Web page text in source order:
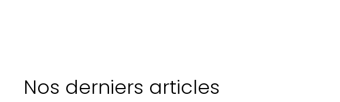
Nos derniers articles